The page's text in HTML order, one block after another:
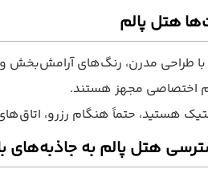
هتل پالم
با طراحی مدرن، رنگ‌های آرامش‌بخش
اختصاصی مجهز هستند.
هستید، حتماً هنگام رزرو،
هتل پالم به جاذبه‌های